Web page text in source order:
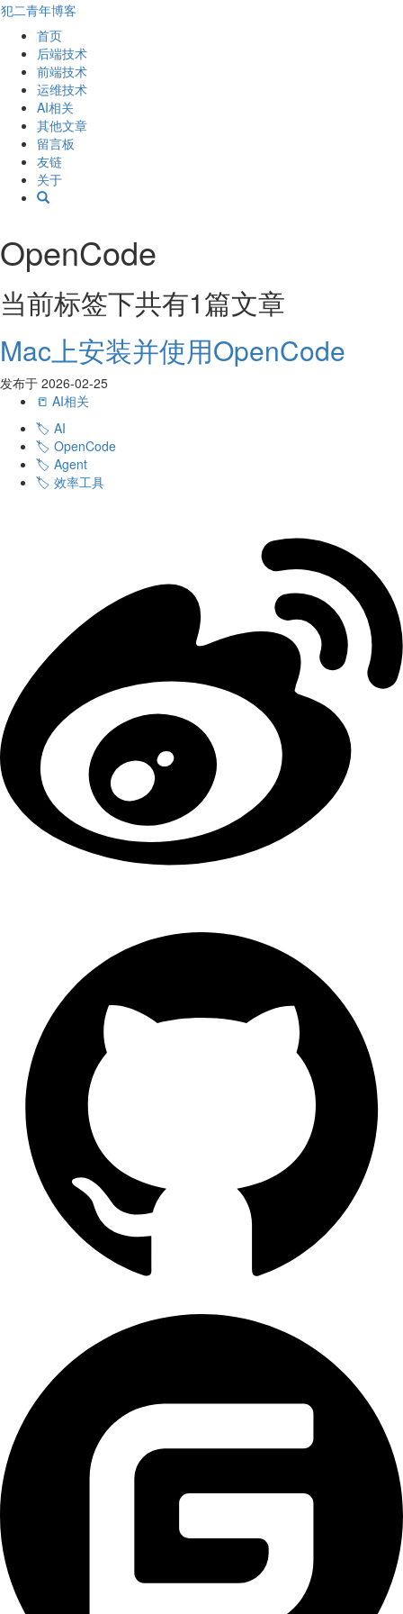
犯二青年博客
首页
后端技术
前端技术
运维技术
AI相关
其他文章
留言板
友链
关于
OpenCode
当前标签下共有1篇文章
Mac上安装并使用OpenCode
发布于 2026-02-25
📒 AI相关
🏷️ AI
🏷️ OpenCode
🏷️ Agent
🏷️ 效率工具